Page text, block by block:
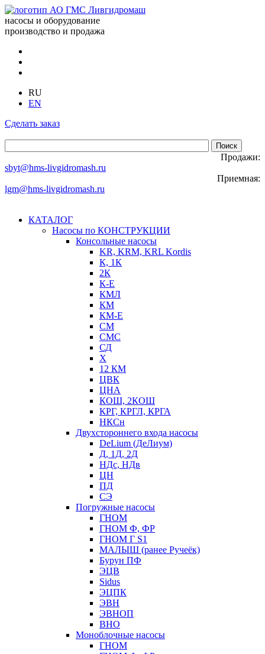
насосы и оборудование
производство и продажа
RU
EN
Сделать заказ
Продажи:
sbyt@hms-livgidromash.ru
Приемная:
lgm@hms-livgidromash.ru
КАТАЛОГ
Насосы по КОНСТРУКЦИИ
Консольные насосы
KR, KRM, KRL Kordis
К, 1К
2К
К-Е
КМЛ
КМ
КМ-Е
СМ
СМС
СД
Х
12 КМ
ЦВК
ЦНА
КОШ, 2КОШ
КРГ, КРГЛ, КРГА
НКСн
Двухстороннего входа насосы
DeLium (ДеЛиум)
Д, 1Д, 2Д
НДс, НДв
ЦН
ПД
СЭ
Погружные насосы
ГНОМ
ГНОМ Ф, ФР
ГНОМ Г S1
МАЛЫШ (ранее Ручеёк)
Бурун ПФ
ЭЦВ
Sidus
ЭЦПК
ЭВН
ЭВНОП
ВНО
Моноблочные насосы
ГНОМ